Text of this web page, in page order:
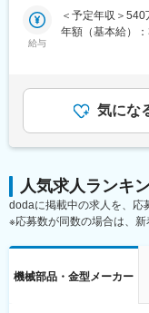
◎年間休日120
す！
■会社概要：
1973年の創立以
製造・販売を行
続しています。
■フォルダー機と
シーツやタオル
リネンサプライ
給与
＜予定年収＞
年額（基本給）
有無＞有＜残業
遇します。■昇
分の固定残業代
り、選考を通じ
気にな
人気求人ランキ
dodaに掲載中の求人を、応
※応募数が同数の場合は、新
機械部品・金型メーカー